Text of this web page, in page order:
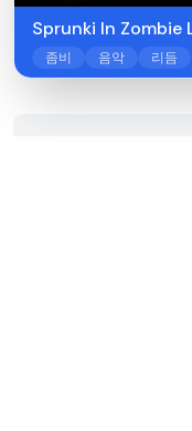
Sprunki In Zombie
좀비 음악 리듬